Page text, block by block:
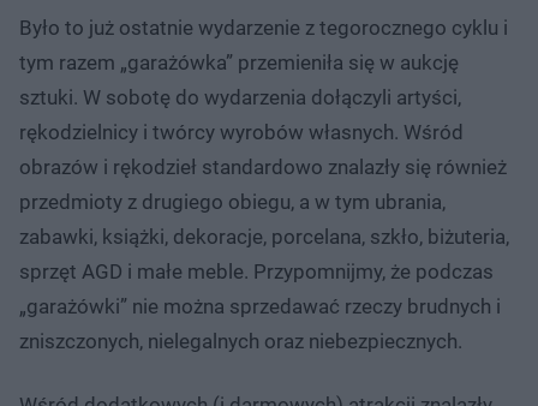
Było to już ostatnie wydarzenie z tegorocznego cyklu i
tym razem „garażówka” przemieniła się w aukcję
sztuki. W sobotę do wydarzenia dołączyli artyści,
rękodzielnicy i twórcy wyrobów własnych. Wśród
obrazów i rękodzieł standardowo znalazły się również
przedmioty z drugiego obiegu, a w tym ubrania,
zabawki, książki, dekoracje, porcelana, szkło, biżuteria,
sprzęt AGD i małe meble. Przypomnijmy, że podczas
„garażówki” nie można sprzedawać rzeczy brudnych i
zniszczonych, nielegalnych oraz niebezpiecznych.